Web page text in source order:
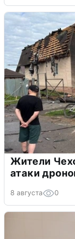
Жители
атаки
8 августа 0